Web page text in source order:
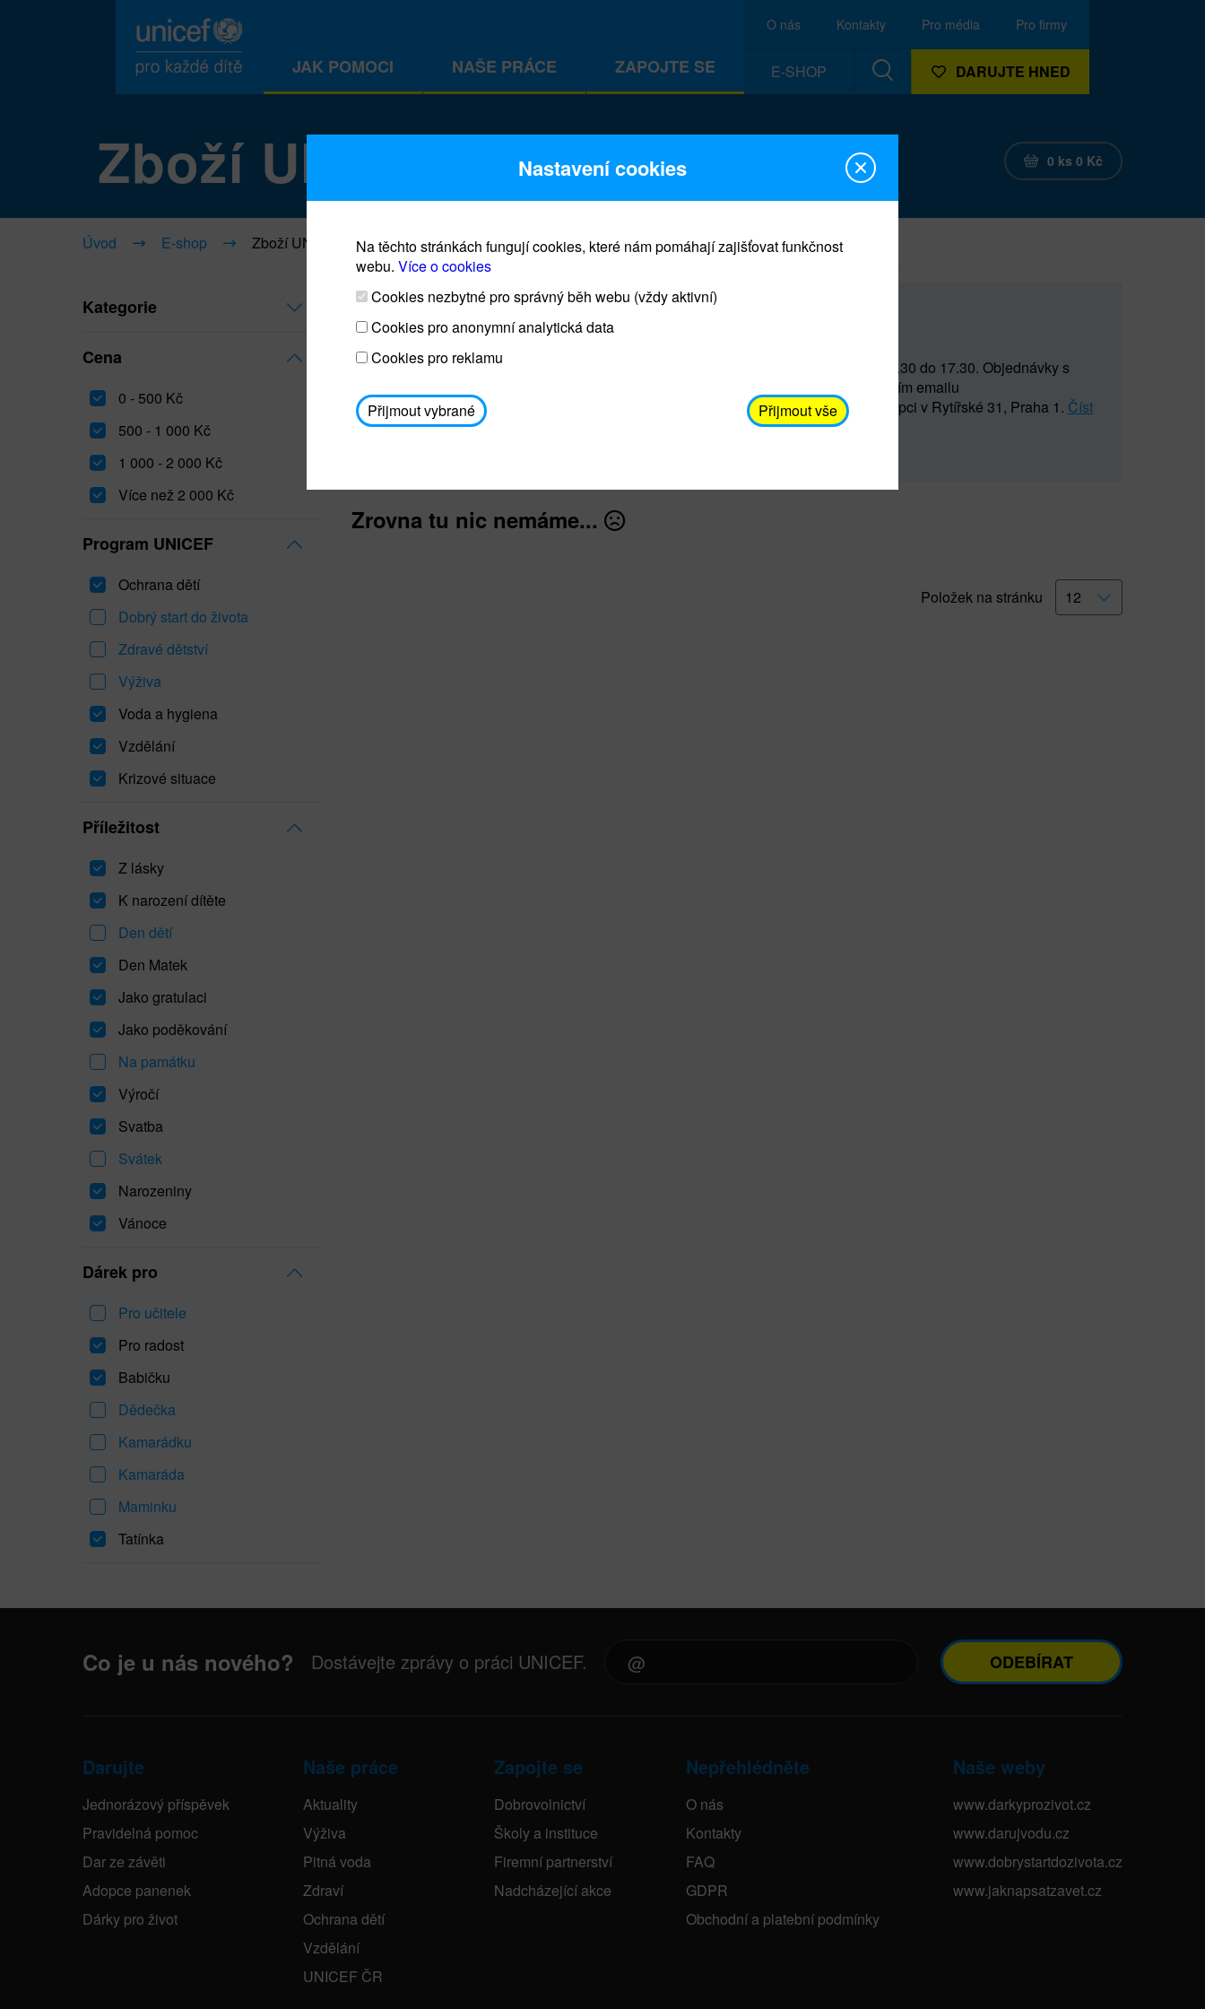
JAK POMOCI NAŠE PRÁCE ZAPOJTE SE
O nás Kontakty Pro média Pro firmy
E-SHOP DARUJTE HNED
Zboží UNICEF 0 ks 0 Kč
Úvod E-shop Zboží UNICEF
Kategorie
Cena
0 - 500 Kč
500 - 1 000 Kč
1 000 - 2 000 Kč
Více než 2 000 Kč
Program UNICEF
Ochrana dětí
Dobrý start do života
Zdravé dětství
Výživa
Voda a hygiena
Vzdělání
Krizové situace
Příležitost
Z lásky
K narození dítěte
Den dětí
Den Matek
Jako gratulaci
Jako poděkování
Na památku
Výročí
Svatba
Svátek
Narozeniny
Vánoce
Dárek pro
Pro učitele
Pro radost
Babičku
Dědečka
Kamarádku
Kamaráda
Maminku
Tatínka
Prodej blahopřání a dárků UNICEF
Prodejna UNICEF bude otevřena každý čtvrtek o 11 do 15 a od 15.30 do 17.30. Objednávky s
osobním odběrem je možné vyzvednout po domluvě (prostřednictvím emailu
avodickova@unicef.cz nebo telefonním čísle 606 655 547) na recepci v Rytířské 31, Praha 1. Číst
dále
Zrovna tu nic nemáme...
Položek na stránku
Co je u nás nového? Dostávejte zprávy o práci UNICEF. ODEBÍRAT
Darujte
Jednorázový příspěvek
Pravidelná pomoc
Dar ze závěti
Adopce panenek
Dárky pro život
Naše práce
Aktuality
Výživa
Pitná voda
Zdraví
Ochrana dětí
Vzdělání
UNICEF ČR
Zapojte se
Dobrovolnictví
Školy a instituce
Firemní partnerství
Nadcházející akce
Nepřehlédněte
O nás
Kontakty
FAQ
GDPR
Obchodní a platební podmínky
Naše weby
www.darkyprozivot.cz
www.darujvodu.cz
www.dobrystartdozivota.cz
www.jaknapsatzavet.cz
Nastavení cookies
Na těchto stránkách fungují cookies, které nám pomáhají zajišťovat funkčnost
webu. Více o cookies
Cookies nezbytné pro správný běh webu (vždy aktivní)
Cookies pro anonymní analytická data
Cookies pro reklamu
Přijmout vybrané Přijmout vše